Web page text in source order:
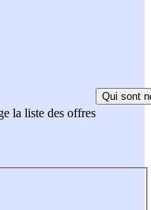
la liste des offres
Qui sont